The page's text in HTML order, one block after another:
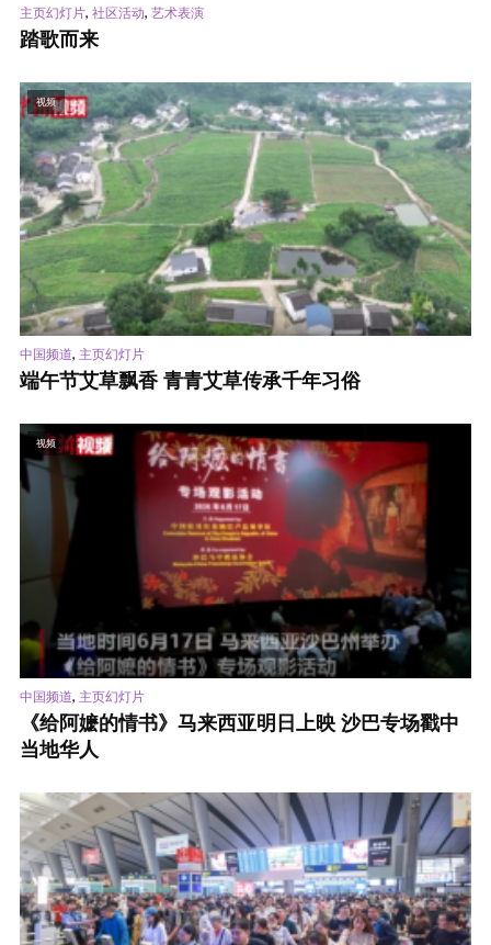
主页幻灯片, 社区活动, 艺术表演
踏歌而来
视频
中国频道, 主页幻灯片
端午节艾草飘香 青青艾草传承千年习俗
视频
中国频道, 主页幻灯片
《给阿嬷的情书》马来西亚明日上映 沙巴专场戳中
当地华人